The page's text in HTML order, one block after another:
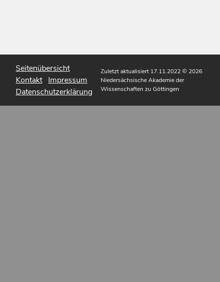
Seitenübersicht
Kontakt Impressum
Datenschutzerklärung
Zuletzt aktualisiert 17.11.2022© 2026
Niedersächsische Akademie der
Wissenschaften zu Göttingen